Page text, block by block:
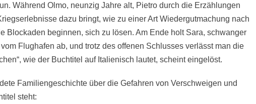
Während Olmo, neunzig Jahre alt, Pietro durch die Erzählungen
dazu bringt, wie zu einer Art Wiedergutmachung nach
Blockaden beginnen, sich zu lösen. Am Ende holt Sara, schwanger
Flughafen ab, und trotz des offenen Schlusses verlässt man die
wie der Buchtitel auf Italienisch lautet, scheint eingelöst.
Familiengeschichte über die Gefahren von Verschweigen und
steht: